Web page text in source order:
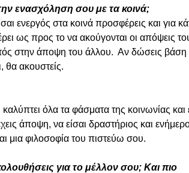
ενασχόληση σου με τα κοινά;
ενεργός στα κοινά προσφέρεις και για
ως προς το να ακούγονται οι απόψεις
στην άποψη του άλλου.  Αν δώσεις βάση
θα ακουστείς.
καλύπτει όλα τα φάσματα της κοινωνίας και
άποψη, να είσαι δραστήριος και
μια φιλοσοφία του πιστεύω σου.
για το μέλλον σου; Και πιο